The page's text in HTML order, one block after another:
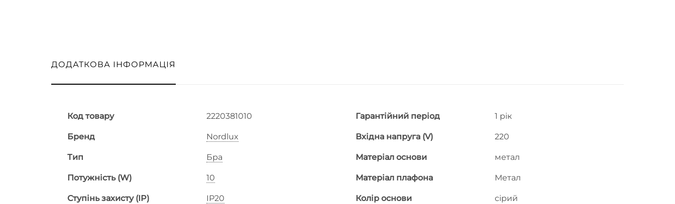
ДОДАТКОВА ІНФОРМАЦІЯ
Код товару 2220381010
Бренд Nordlux
Тип Бра
Потужність (W) 10
Ступінь захисту (IP) IP20
Гарантійний період 1 рік
Вхідна напруга (V) 220
Матеріал основи метал
Матеріал плафона Метал
Колір основи сірий